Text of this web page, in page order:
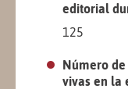
editorial
125
Número
vivas en la